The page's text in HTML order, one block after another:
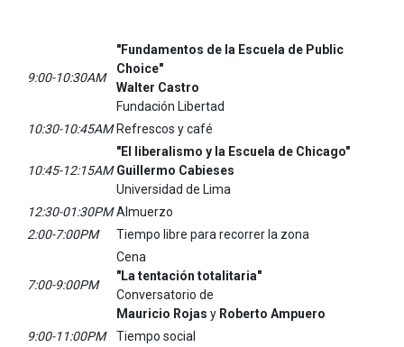
9:00-10:30AM
"Fundamentos de la Escuela de Public
Choice"
Walter Castro
Fundación Libertad
10:30-10:45AM Refrescos y café
10:45-12:15AM
"El liberalismo y la Escuela de Chicago"
Guillermo Cabieses
Universidad de Lima
12:30-01:30PM Almuerzo
2:00-7:00PM
Tiempo libre para recorrer la zona
7:00-9:00PM
Cena
"La tentación totalitaria"
Conversatorio de
Mauricio Rojas y Roberto Ampuero
9:00-11:00PM
Tiempo social